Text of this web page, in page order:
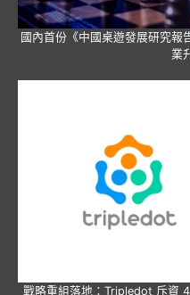
國內首份《中國桌遊發展研究報
業
戰略重組落地：Tripledot 斥資